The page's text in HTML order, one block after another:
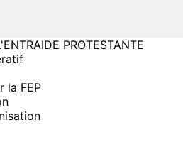
PROTESTANTE
la FEP